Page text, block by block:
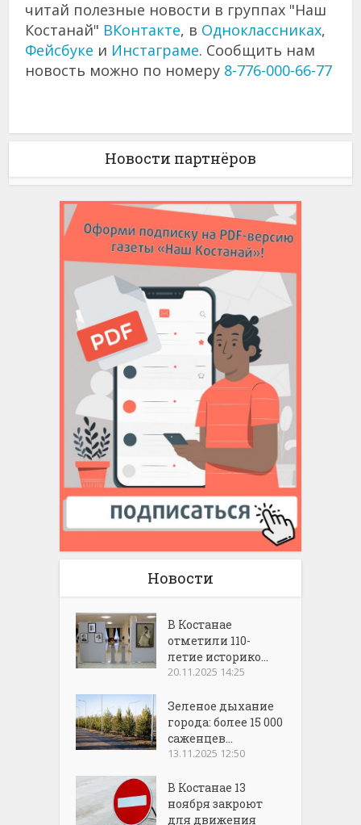
читай полезные новости в группах "Наш
Костанай" ВКонтакте, в Одноклассниках,
Фейсбуке и Инстаграме. Сообщить нам
новость можно по номеру 8-776-000-66-77
Новости партнёров
Новости
В Костанае
отметили 110-
летие историко...
20.11.2025 14:25
Зеленое дыхание
города: более 15 000
саженцев...
13.11.2025 12:50
В Костанае 13
ноября закроют
для движения